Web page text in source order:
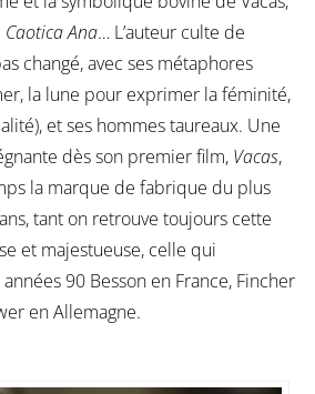
Caotica Ana… L’auteur culte de
changé, avec ses métaphores
la lune pour exprimer la féminité,
et ses hommes taureaux. Une
dès son premier film, Vacas,
la marque de fabrique du plus
tant on retrouve toujours cette
et majestueuse, celle qui
90 Besson en France, Fincher
en Allemagne.